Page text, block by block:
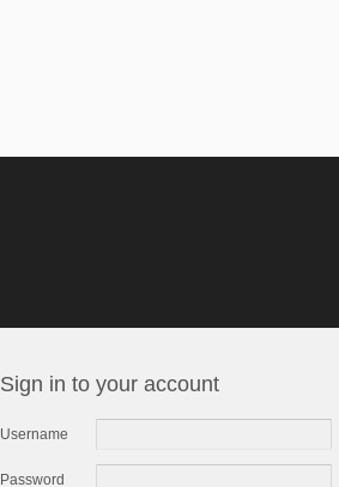
Sign in to your account
Username
Password